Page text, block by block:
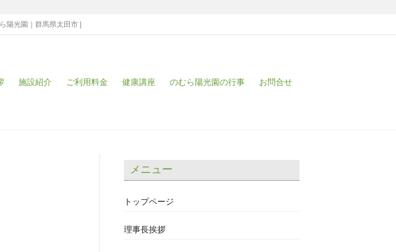
陽光園｜群馬県太田市 |
施設紹介 ご利用料金 健康講座 のむら陽光園の行事 お問合せ
メニュー
トップページ
理事長挨拶